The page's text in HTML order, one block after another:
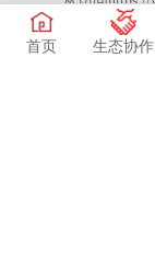
登录 注册
首页 生态协作